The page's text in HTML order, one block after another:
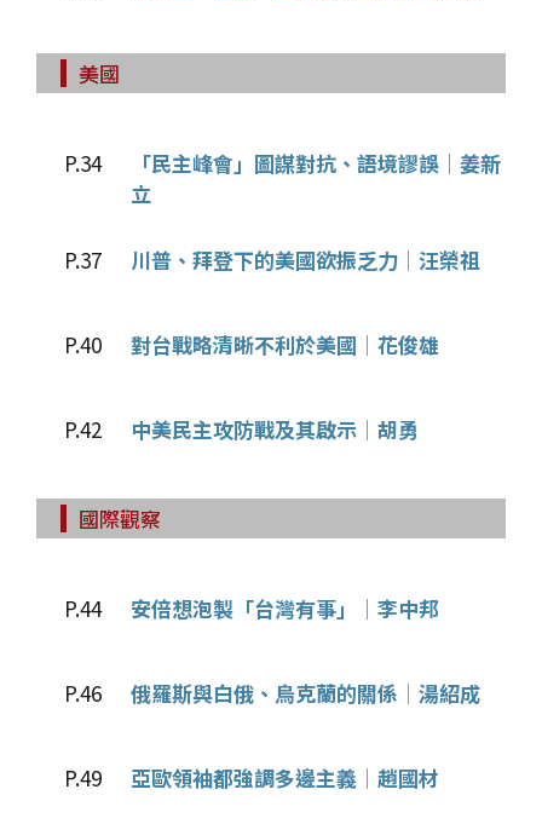
美國
P.34
「民主峰會」圖謀對抗、語境謬誤│姜新
立
P.37 川普、拜登下的美國欲振乏力│汪榮祖
P.40 對台戰略清晰不利於美國│花俊雄
P.42 中美民主攻防戰及其啟示│胡勇
國際觀察
P.44 安倍想泡製「台灣有事」│李中邦
P.46 俄羅斯與白俄、烏克蘭的關係│湯紹成
P.49 亞歐領袖都強調多邊主義│趙國材